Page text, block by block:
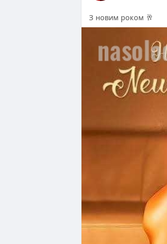
З новим роком 🥂